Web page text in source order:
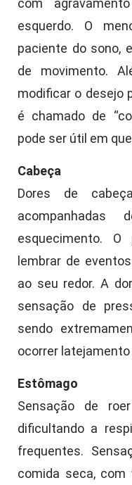
esquerdo. O
paciente do sono,
de movimento.
modificar o desejo
é chamado de
pode ser útil em
Cabeça
Dores de
esquecimento.
lembrar de
ao seu redor. A
sensação de
sendo
ocorrer latejamento
Estômago
Sensação de
dificultando a
frequentes.
comida seca, com